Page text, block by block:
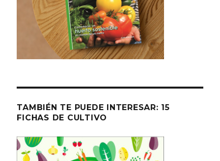
TAMBIÉN TE PUEDE INTERESAR: 15
FICHAS DE CULTIVO